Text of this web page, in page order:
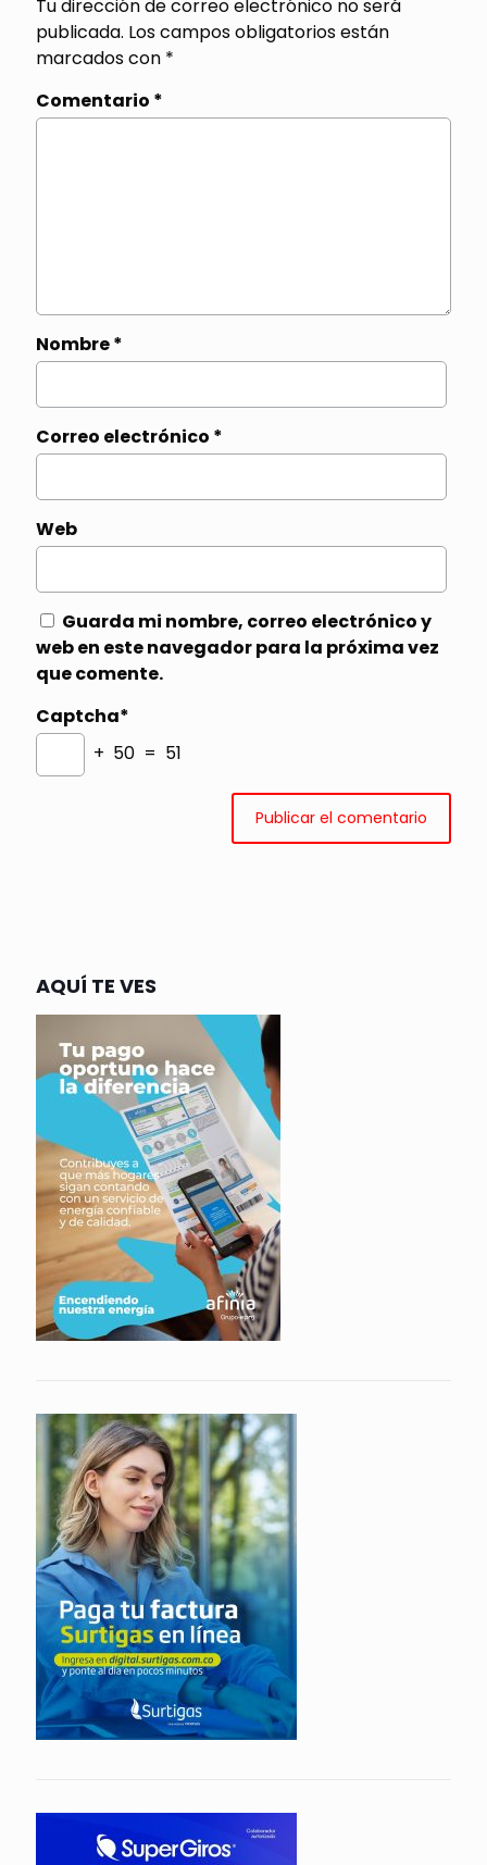
Tu dirección de correo electrónico no será
publicada. Los campos obligatorios están
marcados con *
Comentario *
Nombre*
Correo electrónico *
Web
Guarda mi nombre, correo electrónico y
web en este navegador para la próxima vez
que comente.
Captcha*
+ 50 = 51
AQUÍ TE VES